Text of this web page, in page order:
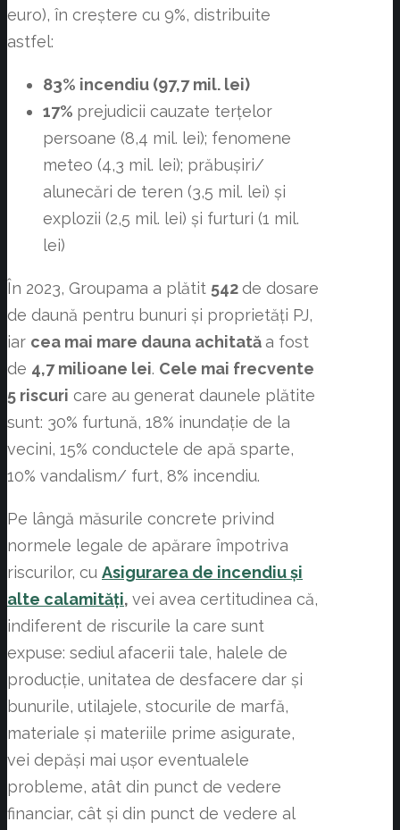
euro), în creștere cu 9%, distribuite
astfel:
83% incendiu (97,7 mil. lei)
17% prejudicii cauzate terțelor
persoane (8,4 mil. lei); fenomene
meteo (4,3 mil. lei); prăbușiri/
alunecări de teren (3,5 mil. lei) și
explozii (2,5 mil. lei) și furturi (1 mil.
lei)
În 2023, Groupama a plătit 542de dosare
de daună pentru bunuri și proprietăți PJ,
iar cea mai mare dauna achitată a fost
de 4,7 milioane lei. Cele mai frecvente
5 riscuri care au generat daunele plătite
sunt: 30% furtună, 18% inundație de la
vecini, 15% conductele de apă sparte,
10% vandalism/ furt, 8% incendiu.
Pe lângă măsurile concrete privind
normele legale de apărare împotriva
riscurilor, cu Asigurarea de incendiu şi
alte calamităţi, vei avea certitudinea că,
indiferent de riscurile la care sunt
expuse: sediul afacerii tale, halele de
producție, unitatea de desfacere dar și
bunurile, utilajele, stocurile de marfă,
materiale și materiile prime asigurate,
vei depăși mai ușor eventualele
probleme, atât din punct de vedere
financiar, cât și din punct de vedere al